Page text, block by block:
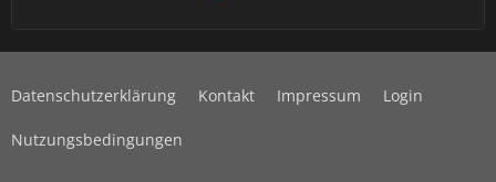
Datenschutzerklärung Kontakt Impressum Login
Nutzungsbedingungen